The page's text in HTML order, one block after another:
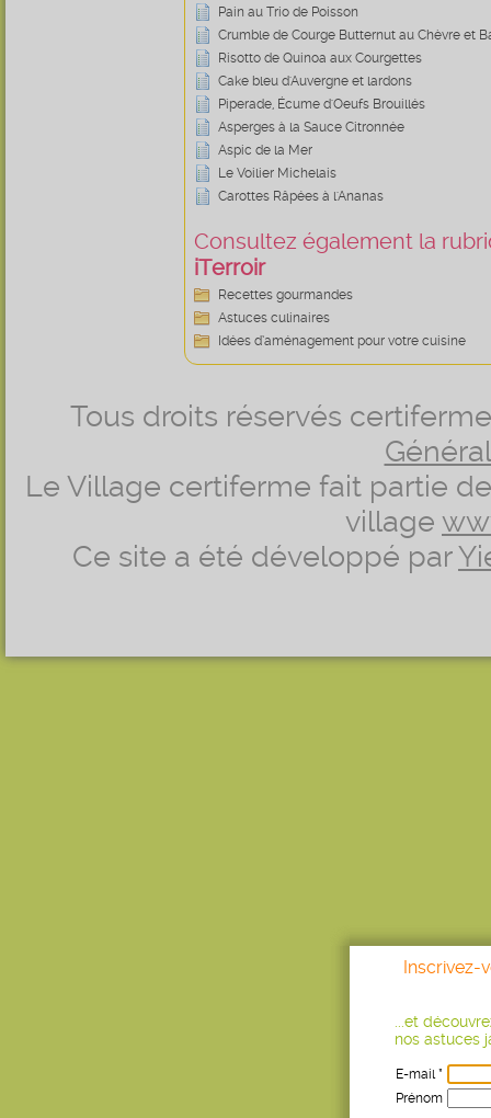
Pain au Trio de Poisson
Crumble de Courge Butternut au Chèvre et
Risotto de Quinoa aux Courgettes
Cake bleu d'Auvergne et lardons
Piperade, Écume d'Oeufs Brouillés
Asperges à la Sauce Citronnée
Aspic de la Mer
Le Voilier Michelais
Carottes Râpées à l'Ananas
Consultez également la
iTerroir
Recettes gourmandes
Astuces culinaires
Idées d’aménagement pour votre cuisine
Tous droits réservés
Le Village certiferme fait partie
village
Ce site a été développé par
Inscrivez-
...et
nos astuces
E-mail *
Prénom